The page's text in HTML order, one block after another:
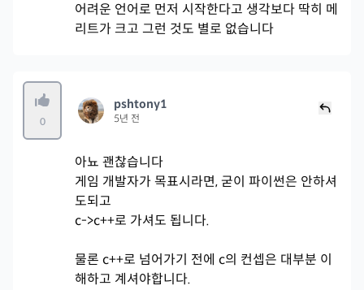
어려운 언어로 먼저 시작한다고 생각보다 딱히 메
리트가 크고 그런 것도 별로 없습니다
0
pshtony1
5년 전
아뇨 괜찮습니다
게임 개발자가 목표시라면, 굳이 파이썬은 안하셔
도되고
c->c++로 가셔도 됩니다.
물론 c++로 넘어가기 전에 c의 컨셉은 대부분 이
해하고 계셔야합니다.